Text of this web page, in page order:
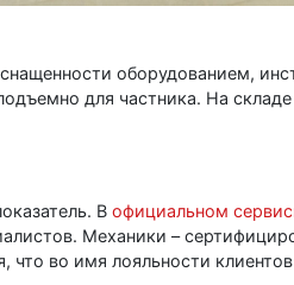
оборудованием,
для частника. На
В официальном
Механики –
что во имя лояльности